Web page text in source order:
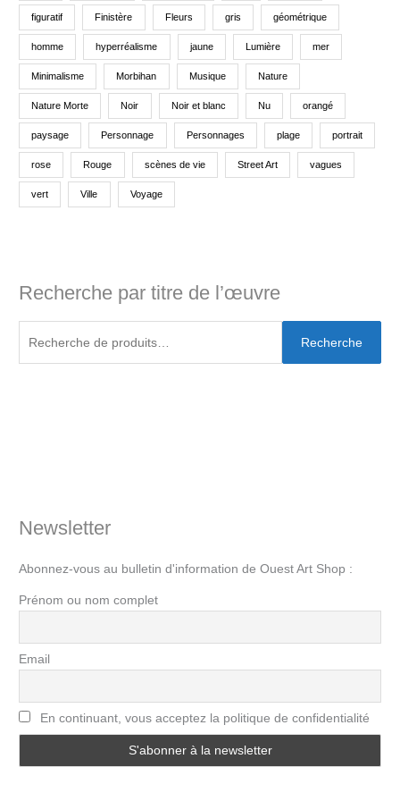
figuratif Finistère Fleurs gris géométrique
homme hyperréalisme jaune Lumière mer
Minimalisme Morbihan Musique Nature
Nature Morte Noir Noir et blanc Nu orangé
paysage Personnage Personnages plage portrait
rose Rouge scènes de vie Street Art vagues
vert Ville Voyage
Recherche par titre de l’œuvre
Recherche
Newsletter
Abonnez-vous au bulletin d'information de Ouest Art Shop :
Prénom ou nom complet
Email
En continuant, vous acceptez la politique de confidentialité